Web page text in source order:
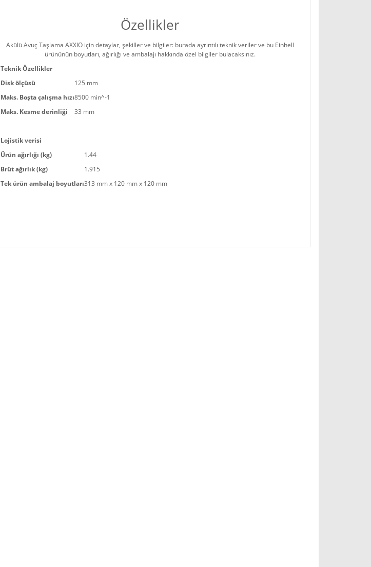
Özellikler
Akülü Avuç Taşlama AXXIO için detaylar, şekiller ve bilgiler: burada ayrıntılı teknik veriler ve bu Einhell
ürününün boyutları, ağırlığı ve ambalajı hakkında özel bilgiler bulacaksınız.
Teknik Özellikler
Disk ölçüsü
125 mm
Maks. Boşta çalışma hızı8500 min^-1
Maks. Kesme derinliği
33 mm
Lojistik verisi
Ürün ağırlığı (kg)
1.44
Brüt ağırlık (kg)
1.915
Tek ürün ambalaj boyutları313 mm x 120 mm x 120 mm